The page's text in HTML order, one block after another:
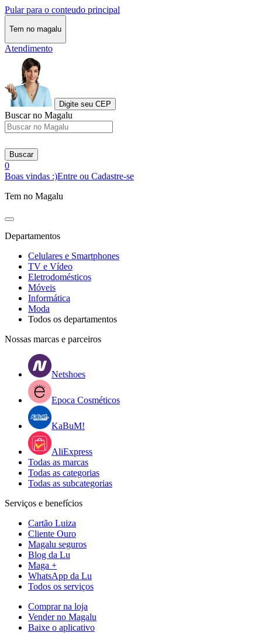
Pular para o conteudo principal
Tem no magalu
Atendimento
Digite seu CEP
Buscar no Magalu
Buscar
0
Boas vindas :)Entre ou Cadastre-se
Tem no Magalu
Departamentos
Celulares e Smartphones
TV e Vídeo
Eletrodomésticos
Móveis
Informática
Moda
Todos os departamentos
Nossas marcas e parceiros
Netshoes
Epoca Cosméticos
KaBuM!
AliExpress
Todas as marcas
Todas as categorias
Todas as subcategorias
Serviços e benefícios
Cartão Luiza
Cliente Ouro
Magalu seguros
Blog da Lu
Maga +
WhatsApp da Lu
Todos os serviços
Comprar na loja
Vender no Magalu
Baixe o aplicativo